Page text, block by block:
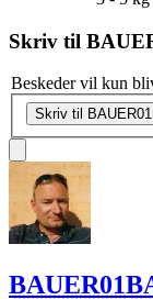
Skriv til
Beskeder vil kun
Skriv til BAUER01
BAUER01